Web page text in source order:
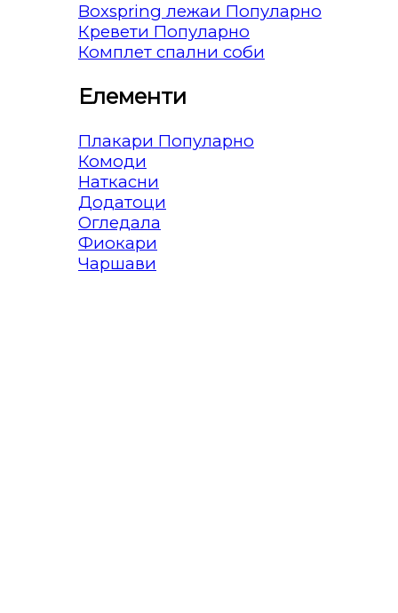
Boxspring лежаи
Кревети
Комплет спални соби
Елементи
Плакари
Комоди
Наткасни
Додатоци
Огледала
Фиокари
Чаршави